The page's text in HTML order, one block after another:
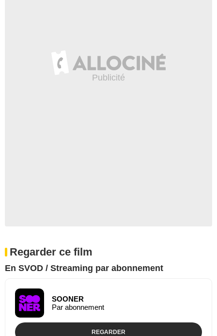
Regarder ce film
En SVOD / Streaming par abonnement
SOONER
Par abonnement
REGARDER